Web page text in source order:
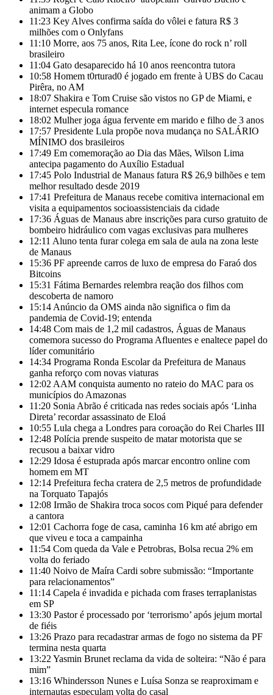
animam a Globo
11:23 Key Alves confirma saída do vôlei e fatura R$ 3
milhões com o Onlyfans
11:10 Morre, aos 75 anos, Rita Lee, ícone do rock n’ roll
brasileiro
11:04 Gato desaparecido há 10 anos reencontra tutora
10:58 Homem t0rturad0 é jogado em frente à UBS do Cacau
Pirêra, no AM
18:07 Shakira e Tom Cruise são vistos no GP de Miami, e
internet especula romance
18:02 Mulher joga água fervente em marido e filho de 3 anos
17:57 Presidente Lula propõe nova mudança no SALÁRIO
MÍNIMO dos brasileiros
17:49 Em comemoração ao Dia das Mães, Wilson Lima
antecipa pagamento do Auxílio Estadual
17:45 Polo Industrial de Manaus fatura R$ 26,9 bilhões e tem
melhor resultado desde 2019
17:41 Prefeitura de Manaus recebe comitiva internacional em
visita a equipamentos socioassistenciais da cidade
17:36 Águas de Manaus abre inscrições para curso gratuito de
bombeiro hidráulico com vagas exclusivas para mulheres
12:11 Aluno tenta furar colega em sala de aula na zona leste
de Manaus
15:36 PF apreende carros de luxo de empresa do Faraó dos
Bitcoins
15:31 Fátima Bernardes relembra reação dos filhos com
descoberta de namoro
15:14 Anúncio da OMS ainda não significa o fim da
pandemia de Covid-19; entenda
14:48 Com mais de 1,2 mil cadastros, Águas de Manaus
comemora sucesso do Programa Afluentes e enaltece papel do
líder comunitário
14:34 Programa Ronda Escolar da Prefeitura de Manaus
ganha reforço com novas viaturas
12:02 AAM conquista aumento no rateio do MAC para os
municípios do Amazonas
11:20 Sonia Abrão é criticada nas redes sociais após ‘Linha
Direta’ recordar assassinato de Eloá
10:55 Lula chega a Londres para coroação do Rei Charles III
12:48 Polícia prende suspeito de matar motorista que se
recusou a baixar vidro
12:29 Idosa é estuprada após marcar encontro online com
homem em MT
12:14 Prefeitura fecha cratera de 2,5 metros de profundidade
na Torquato Tapajós
12:08 Irmão de Shakira troca socos com Piqué para defender
a cantora
12:01 Cachorra foge de casa, caminha 16 km até abrigo em
que viveu e toca a campainha
11:54 Com queda da Vale e Petrobras, Bolsa recua 2% em
volta do feriado
11:40 Noivo de Maíra Cardi sobre submissão: “Importante
para relacionamentos”
11:14 Capela é invadida e pichada com frases terraplanistas
em SP
13:30 Pastor é processado por ‘terrorismo’ após jejum mortal
de fiéis
13:26 Prazo para recadastrar armas de fogo no sistema da PF
termina nesta quarta
13:22 Yasmin Brunet reclama da vida de solteira: “Não é para
mim”
13:16 Whindersson Nunes e Luísa Sonza se reaproximam e
internautas especulam volta do casal